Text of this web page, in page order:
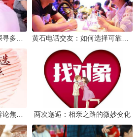
两次邂逅：相亲之路的微妙变化